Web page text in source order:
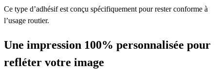
Ce type d’adhésif est conçu spécifiquement pour rester conforme à
l’usage routier.
Une impression 100% personnalisée pour
refléter votre image